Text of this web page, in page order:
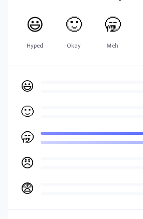
😃
Hyped
🙂
Okay
🥱
Meh
😃
🙂
🥱
😠
😨